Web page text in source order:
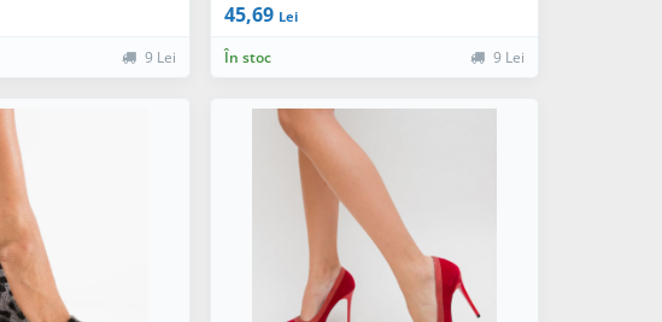
9 Lei
45,69 Lei
În stoc 9 Lei